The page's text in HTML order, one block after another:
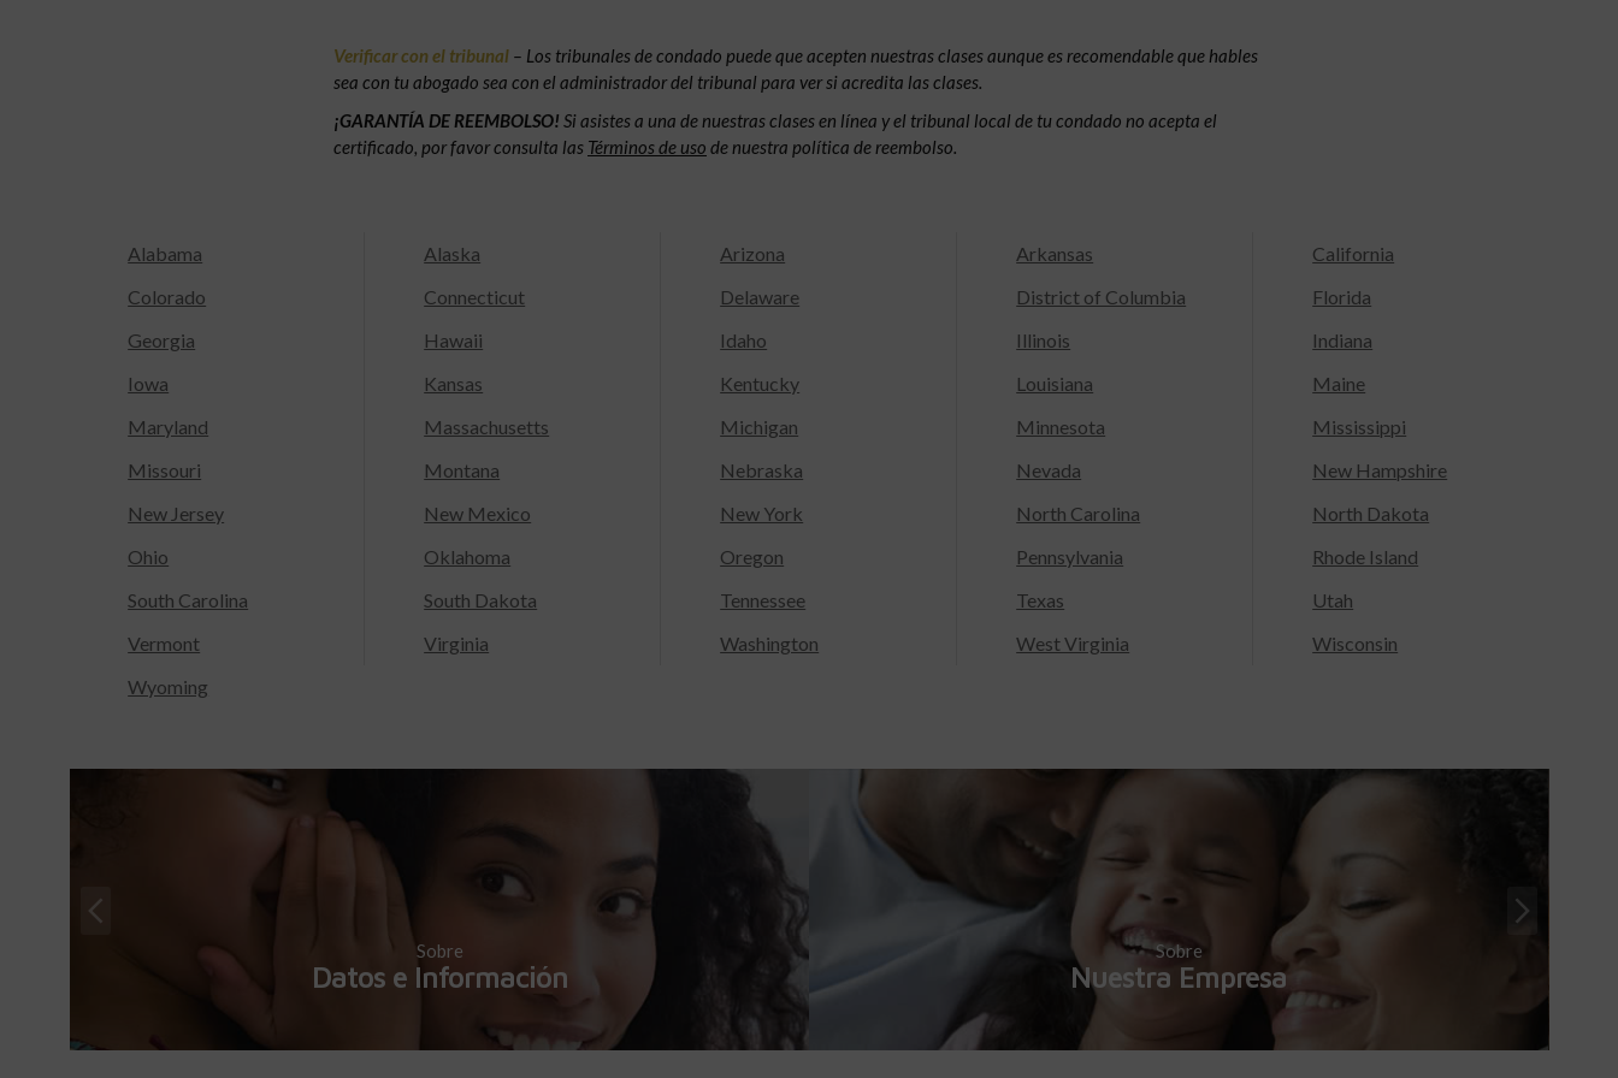
Verificar con el tribunal – Los tribunales de condado puede que acepten nuestras clases aunque es recomendable que hables
sea con tu abogado sea con el administrador del tribunal para ver si acredita las clases.
¡GARANTÍA DE REEMBOLSO! Si asistes a una de nuestras clases en línea y el tribunal local de tu condado no acepta el
certificado, por favor consulta las Términos de uso de nuestra política de reembolso.
Alabama Alaska Arizona Arkansas
California
Colorado
Connecticut Delaware District of Columbia
Florida
Georgia
Hawaii Idaho Illinois
Indiana
Iowa
Kansas Kentucky Louisiana
Maine
Maryland
Massachusetts Michigan Minnesota
Mississippi
Missouri
Montana Nebraska Nevada
New Hampshire
New Jersey
New Mexico New York North Carolina
North Dakota
Ohio
Oklahoma Oregon Pennsylvania
Rhode Island
South Carolina
South Dakota Tennessee Texas
Utah
Vermont
Virginia Washington West Virginia
Wisconsin
Wyoming
Sobre
Datos e Información
Sobre
Nuestra Empresa